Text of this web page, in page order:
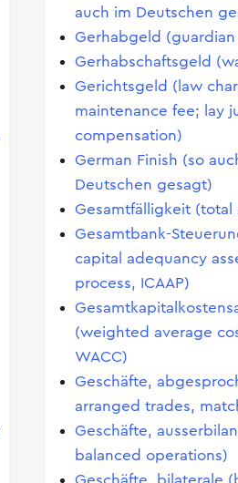
auch im Deutschen
Gerhabgeld (guardian
Gerhabschaftsgeld
Gerichtsgeld (law
maintenance fee; lay
compensation)
German Finish (so
Deutschen gesagt)
Gesamtfälligkeit (total
Gesamtbank-
capital adequancy
process, ICAAP)
(weighted average
WACC)
Geschäfte,
arranged trades,
Geschäfte,
balanced operations)
Geschäfte, bilaterale